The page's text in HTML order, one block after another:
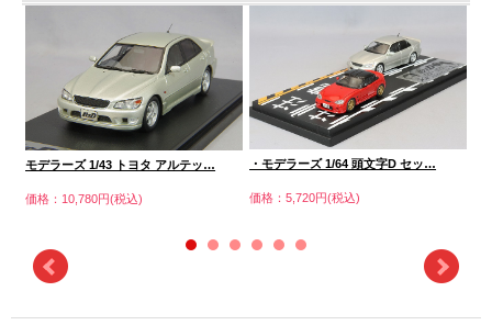
モデラーズ 1/43 トヨタ アルテッ…
価格：10,780円(税込)
・モデラーズ 1/64 頭文字D セッ…
価格：5,720円(税込)